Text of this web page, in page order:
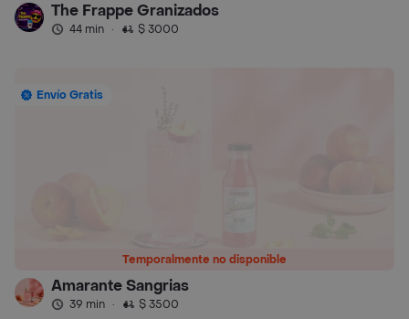
The Frappe Granizados
44 min · $ 3000
Temporalmente no disponible
Envío Gratis
Amarante Sangrias
39 min · $ 3500